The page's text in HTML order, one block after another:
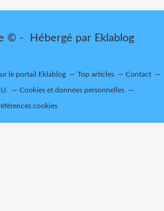
© - Hébergé par Eklablog
le portail Eklablog Top articles Contact
Cookies et données personnelles
cookies